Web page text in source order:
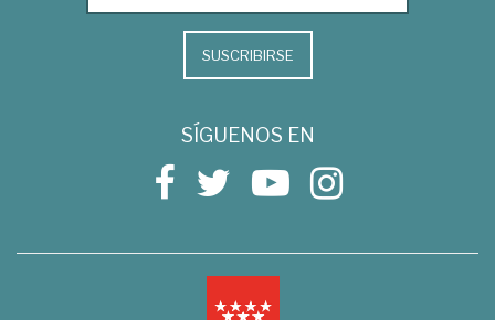
SUSCRIBIRSE
SÍGUENOS EN